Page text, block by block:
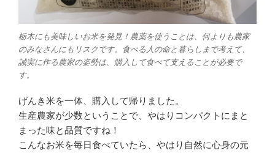
栃木にも美味しいお米を発見！農薬を使うことは、何よりも農家
のみなさんにもリスクです。食べる人の命と暮らしまで考えて、
誠実に作る農家の姿勢は、購入して食べて支えることが必要で
す。
げんき米を一体、購入して帰りました。
生産農家が少数ということで、やはりコンパクトにまと
まった味と品質ですね！
こんなお米を毎日食べていたら、やはり自然に心身の元